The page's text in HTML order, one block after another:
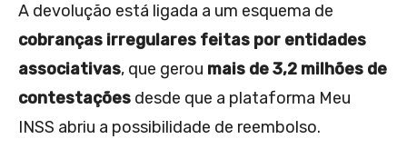
A devolução está ligada a um esquema de
cobranças irregulares feitas por entidades
associativas, que gerou mais de 3,2 milhões de
contestações desde que a plataforma Meu
INSS abriu a possibilidade de reembolso.